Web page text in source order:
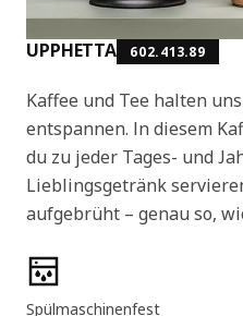
UPPHETTA 602.413.89
Kaffee und Tee halten
entspannen. In diesem
du zu jeder Tages- und
Lieblingsgetränk
aufgebrüht – genau so,
Produktmerkmale
Spülmaschinenfest